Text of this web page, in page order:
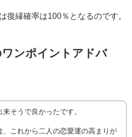
復縁確率は100％となるのです。
ンポイントアドバ
そうで良かったです。
、これから二人の恋愛運の高まりが